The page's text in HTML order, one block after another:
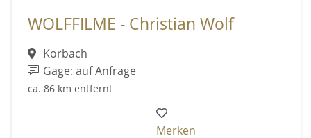
WOLFFILME - Christian Wolf
Korbach
Gage: auf Anfrage
ca. 86 km entfernt
Merken